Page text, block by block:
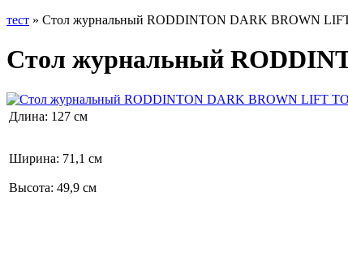
тест » Стол журнальный RODDINTON DARK BROWN
Стол журнальный
Длина: 127 см
Ширина: 71,1 см
Высота: 49,9 см